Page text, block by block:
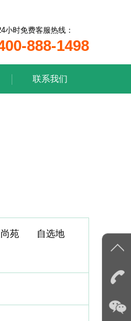
小时免费客服热线：
888-1498
联系我们
尚苑 自选地